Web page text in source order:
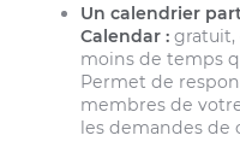
Un calendrier
Calendar : gratuit,
moins de temps
Permet de
membres de
les demandes de